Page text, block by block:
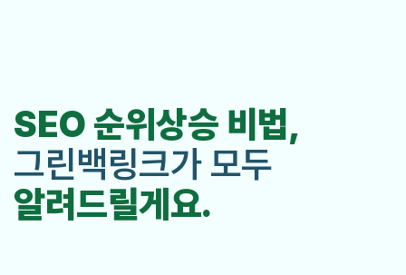
SEO 순위상승 비법,
그린백링크가 모두
알려드릴게요.